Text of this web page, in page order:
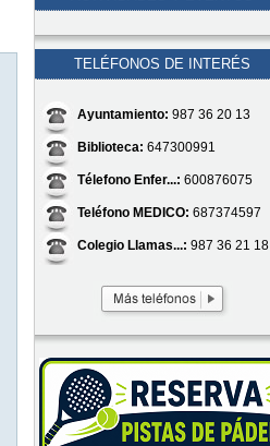
TELÉFONOS DE INTERÉS
Ayuntamiento: 987 36 20 13
Biblioteca: 647300991
Télefono Enfer...: 600876075
Teléfono MEDICO: 687374597
Colegio Llamas...: 987 36 21 18